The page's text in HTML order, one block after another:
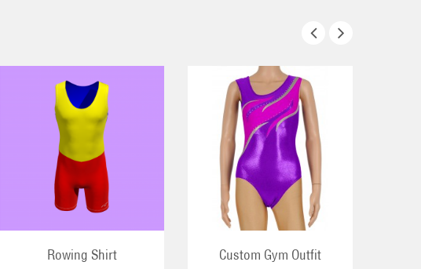
Rowing Shirt Custom Gym Outfit